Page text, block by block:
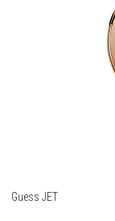
Guess JET